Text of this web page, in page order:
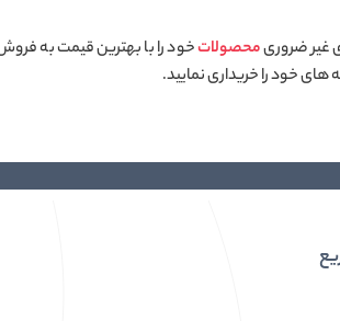
غیر ضروریمحصولاتخود را با بهترین قیمت به
خود را خریداری نمایید.